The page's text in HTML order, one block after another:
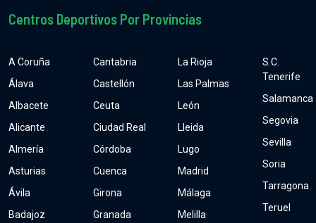
Centros Deportivos Por Provincias
A Coruña
Álava
Albacete
Alicante
Almería
Asturias
Ávila
Badajoz
Cantabria
Castellón
Ceuta
Ciudad Real
Córdoba
Cuenca
Girona
Granada
La Rioja
Las Palmas
León
Lleida
Lugo
Madrid
Málaga
Melilla
S.C.
Tenerife
Salamanca
Segovia
Sevilla
Soria
Tarragona
Teruel